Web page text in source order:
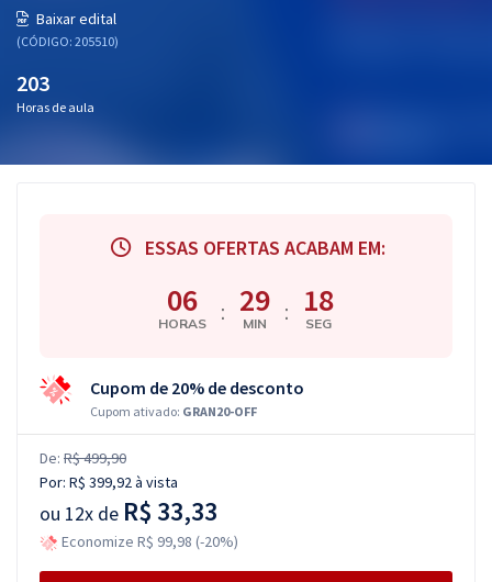
Conteúdo gratuito
Blog
Baixar edital
(CÓDIGO: 205510)
203
Horas de aula
ESSAS OFERTAS ACABAM EM:
06
HORAS : 29
MIN : 17
SEG
Cupom de 20% de desconto
Cupom ativado: GRAN20-OFF
De: R$ 499,90
Por: R$ 399,92à vista
ou 12x de R$ 33,33
Economize R$ 99,98 (-20%)